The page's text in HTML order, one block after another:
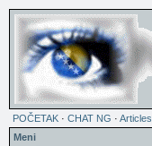
POČETAK · CHAT NG · Articles
Meni